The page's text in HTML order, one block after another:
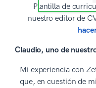
Plantilla de
nuestro editor de
Claudio, uno de
Mi experiencia con
que, en cuestión de